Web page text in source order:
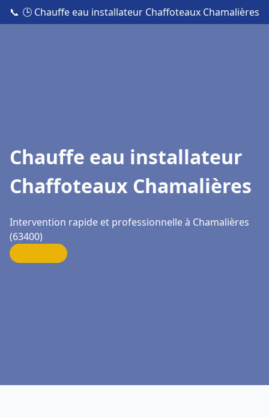
📞 🕒 Chauffe eau installateur Chaffoteaux Chamalières
Chauffe eau installateur
Chaffoteaux Chamalières
Intervention rapide et professionnelle à Chamalières
(63400)